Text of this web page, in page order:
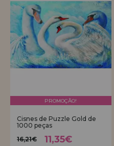
PROMOÇÃO!
Cisnes de Puzzle Gold de
1000 peças
16,21€
11,35€